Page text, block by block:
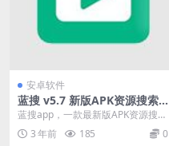
安卓软件
蓝搜 v5.7 新版APK资源搜索
下载工具，海量修改应用随心
下
蓝搜app，一款最新版APK资源搜索
下载工具。软件拥有磁力、VIP、游
戏、小说等...
3 年前 185 0